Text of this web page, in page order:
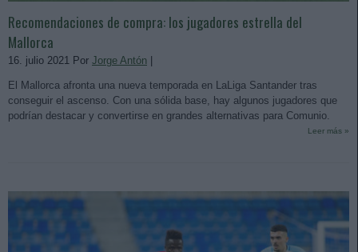
Recomendaciones de compra: los jugadores estrella del
Mallorca
16. julio 2021 Por Jorge Antón
El Mallorca afronta una nueva temporada en LaLiga Santander tras
conseguir el ascenso. Con una sólida base, hay algunos jugadores que
podrían destacar y convertirse en grandes alternativas para Comunio.
Leer más »